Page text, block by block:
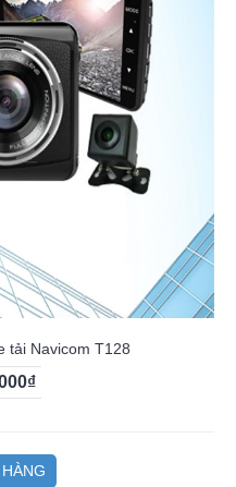
tải Navicom T128